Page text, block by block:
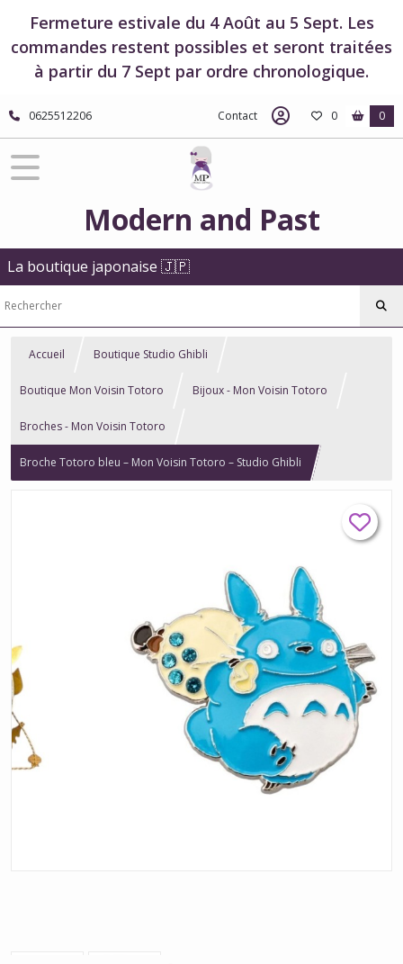
Fermeture estivale du 4 Août au 5 Sept. Les
commandes restent possibles et seront traitées
à partir du 7 Sept par ordre chronologique.
0625512206 Contact 0 0
Modern and Past
La boutique japonaise 🇯🇵
Accueil Boutique Studio Ghibli
Boutique Mon Voisin Totoro Bijoux - Mon Voisin Totoro
Broches - Mon Voisin Totoro
Broche Totoro bleu – Mon Voisin Totoro – Studio Ghibli